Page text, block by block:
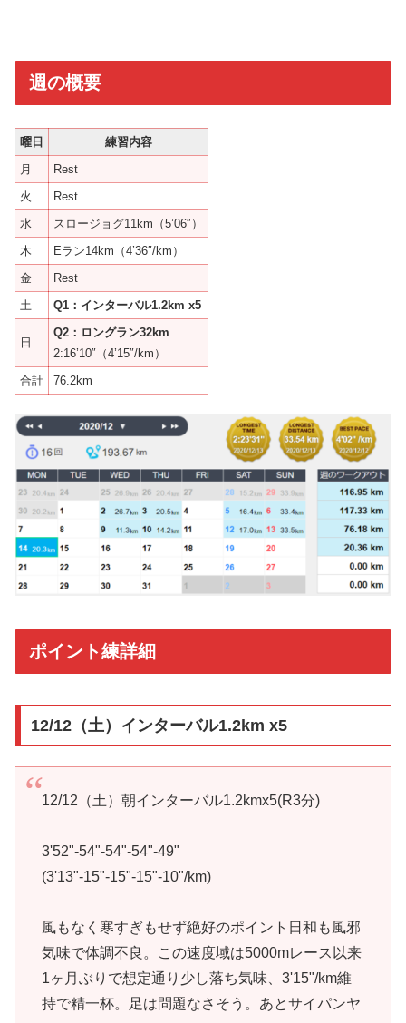
週の概要
曜日
練習内容
月
Rest
火
Rest
水
スロージョグ11km（5’06″）
木
Eラン14km（4’36″/km）
金
Rest
土
Q1：インターバル1.2km x5
日
Q2：ロングラン32km
2:16’10″（4’15″/km）
合計
76.2km
ポイント練詳細
12/12（土）インターバル1.2km x5
12/12（土）朝インターバル1.2kmx5(R3分)
3'52"-54"-54"-54"-49"
(3'13"-15"-15"-15"-10"/km)
風もなく寒すぎもせず絶好のポイント日和も風邪
気味で体調不良。この速度域は5000mレース以来
1ヶ月ぶりで想定通り少し落ち気味、3'15"/km維
持で精一杯。足は問題なさそう。あとサイパンヤ